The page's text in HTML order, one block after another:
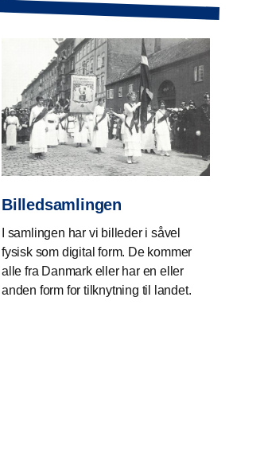
Billedsamlingen
I samlingen har vi billeder i såvel
fysisk som digital form. De kommer
alle fra Danmark eller har en eller
anden form for tilknytning til landet.